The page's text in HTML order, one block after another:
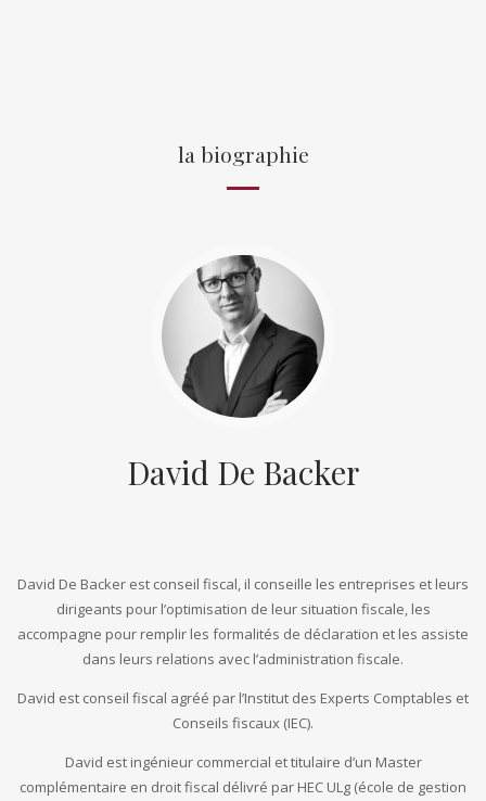
la biographie
David De Backer
David De Backer est conseil fiscal, il conseille les entreprises et leurs
dirigeants pour l’optimisation de leur situation fiscale, les
accompagne pour remplir les formalités de déclaration et les assiste
dans leurs relations avec l’administration fiscale.
David est conseil fiscal agréé par l’Institut des Experts Comptables et
Conseils fiscaux (IEC).
David est ingénieur commercial et titulaire d’un Master
complémentaire en droit fiscal délivré par HEC ULg (école de gestion